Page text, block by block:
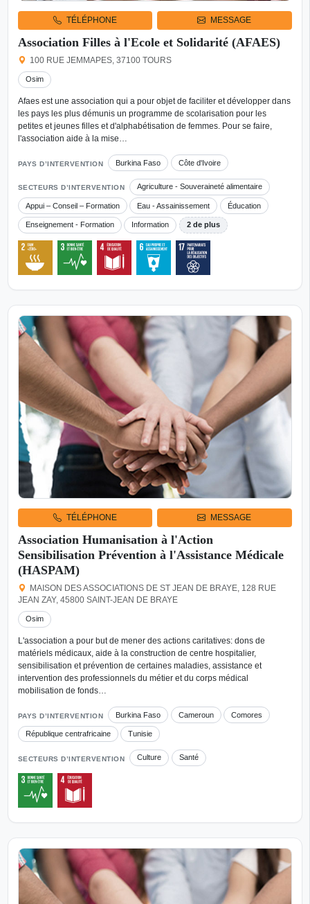
TÉLÉPHONE MESSAGE
Association Filles à l'Ecole et Solidarité (AFAES)
100 RUE JEMMAPES, 37100 TOURS
Osim
Afaes est une association qui a pour objet de faciliter et développer dans
les pays les plus démunis un programme de scolarisation pour les
petites et jeunes filles et d'alphabétisation de femmes. Pour se faire,
l'association aide à la mise…
PAYS D’INTERVENTION Burkina Faso Côte d'Ivoire
SECTEURS D’INTERVENTION Agriculture - Souveraineté alimentaire
Appui – Conseil – Formation Eau - Assainissement Éducation
Enseignement - Formation Information 2 de plus
TÉLÉPHONE MESSAGE
Association Humanisation à l'Action
Sensibilisation Prévention à l'Assistance Médicale
(HASPAM)
MAISON DES ASSOCIATIONS DE ST JEAN DE BRAYE, 128 RUE
JEAN ZAY, 45800 SAINT-JEAN DE BRAYE
Osim
L'association a pour but de mener des actions caritatives: dons de
matériels médicaux, aide à la construction de centre hospitalier,
sensibilisation et prévention de certaines maladies, assistance et
intervention des professionnels du métier et du corps médical
mobilisation de fonds…
PAYS D’INTERVENTION Burkina Faso Cameroun Comores
République centrafricaine Tunisie
SECTEURS D’INTERVENTION Culture Santé